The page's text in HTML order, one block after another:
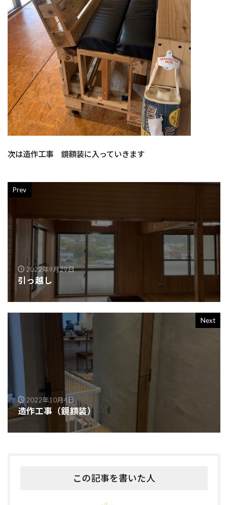
次は造作工事 鏡額装に入っていきます
Prev
2022年9月29日
引っ越し
Next
2022年10月4日
造作工事（鏡額装）
この記事を書いた人